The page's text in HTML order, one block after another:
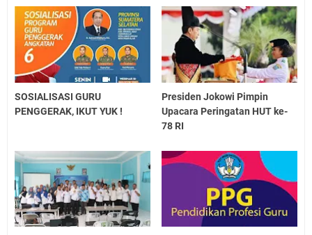
SOSIALISASI GURU
PENGGERAK, IKUT YUK !
Presiden Jokowi Pimpin
Upacara Peringatan HUT ke-
78 RI